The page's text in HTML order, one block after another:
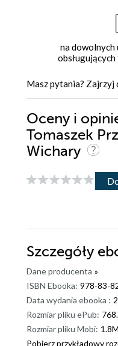
na dowolnych
Masz pytania? Zajrzyj
Oceny i
Tomaszek
Wichary
Szczegóły
Dane producenta »
ISBN Ebooka: 978-83-
Data wydania ebooka :
Rozmiar pliku ePub:
Rozmiar pliku Mobi:
Pobierz przykładowy